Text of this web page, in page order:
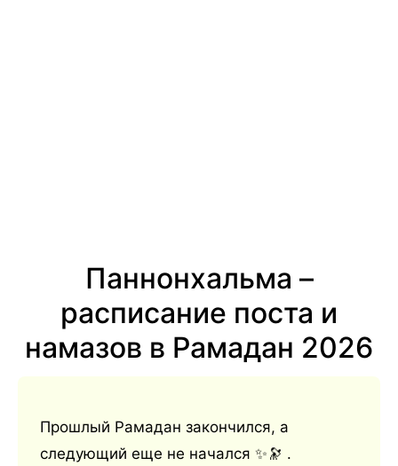
Паннонхальма –
расписание поста и
намазов в Рамадан 2026
Прошлый Рамадан закончился, а
следующий еще не начался ✨🔭 .